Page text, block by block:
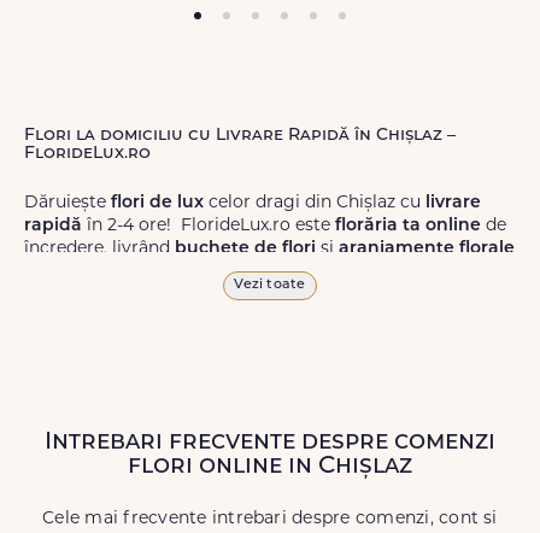
Flori la domiciliu cu Livrare Rapidă în Chișlaz –
FlorideLux.ro
Dăruiește flori de lux celor dragi din Chișlaz cu livrare
rapidă în 2-4 ore! FlorideLux.ro este florăria ta online de
încredere, livrând buchete de flori și aranjamente florale
de calitate superioară în Chișlaz și în toată România.
Livrăm buchete de florichiar și în weekend, pentru ca tu
să poți adresa un gest frumos atunci când ai nevoie.
Vezi toate
Intrebari frecvente despre comenzi
flori online in Chișlaz
Cele mai frecvente intrebari despre comenzi, cont si